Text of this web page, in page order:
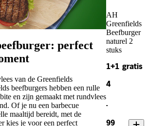
perfect
van de Greenfields
beefburgers hebben een rulle
en zijn gemaakt met rundvlees
Of je nu een barbecue
maaltijd bereidt, met de
kies je voor een perfect
AH
Greenfields
Beefburger
naturel 2
stuks
1+1 gratis
4
.
99